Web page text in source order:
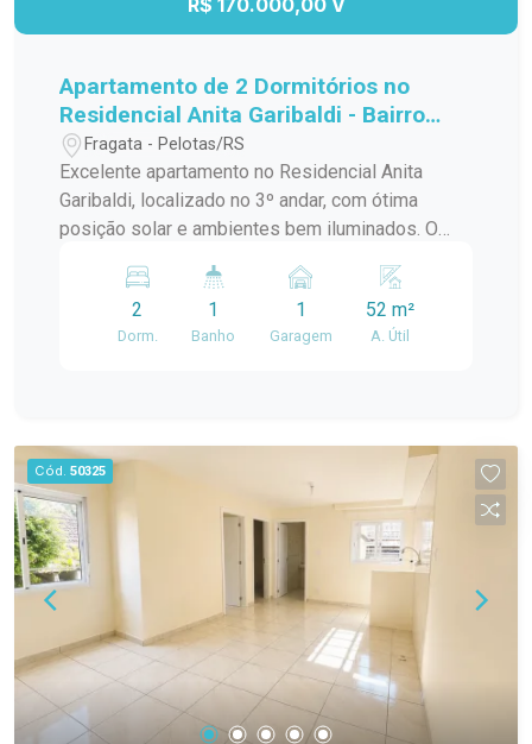
R$ 170.000,00 V
Apartamento de 2 Dormitórios no
Residencial Anita Garibaldi - Bairro
Fragata
Fragata - Pelotas/RS
Excelente apartamento no Residencial Anita
Garibaldi, localizado no 3º andar, com ótima
posição solar e ambientes bem iluminados. O
cozinha, área de serviço e banheiro social,
oferecendo conforto e praticidade para o dia a
Duque de Caxias, com fácil acesso a
supermercados, escolas, farmácias, transporte
público e demais conveniências. Ideal para quem
busca segurança, boa localização e excelente
custo-benefício.
2
Dorm.
1
Banho
1
Garagem
52 m²
A. Útil
Cód. 50325